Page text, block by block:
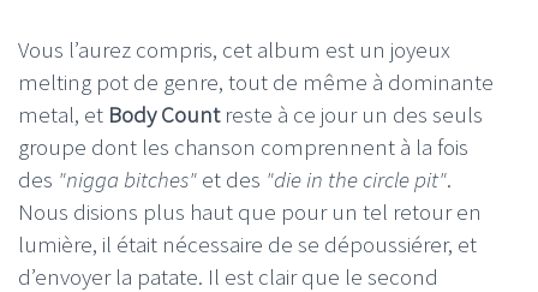
Vous l’aurez compris, cet album est un joyeux
melting pot de genre, tout de même à dominante
metal, et Body Countreste à ce jour un des seuls
groupe dont les chanson comprennent à la fois
des "nigga bitches" et des "die in the circle pit".
Nous disions plus haut que pour un tel retour en
lumière, il était nécessaire de se dépoussiérer, et
d’envoyer la patate. Il est clair que le second